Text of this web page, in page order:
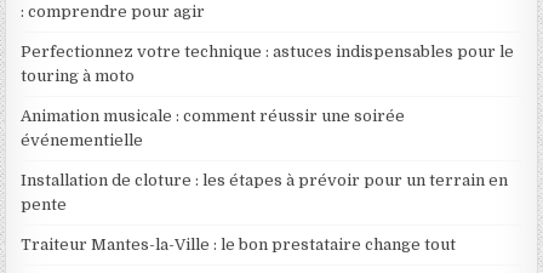
: comprendre pour agir
Perfectionnez votre technique : astuces indispensables pour le
touring à moto
Animation musicale : comment réussir une soirée
événementielle
Installation de cloture : les étapes à prévoir pour un terrain en
pente
Traiteur Mantes-la-Ville : le bon prestataire change tout